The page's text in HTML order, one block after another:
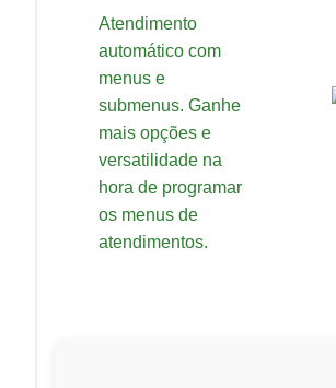
Atendimento
automático com
menus e
submenus. Ganhe
mais opções e
versatilidade na
hora de programar
os menus de
atendimentos.